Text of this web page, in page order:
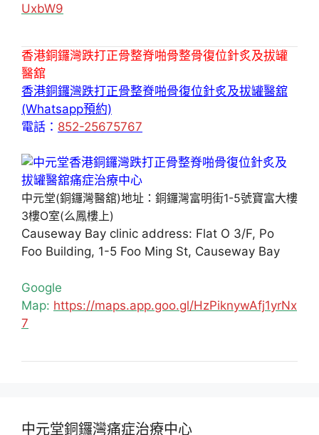
UxbW9
香港銅鑼灣跌打正骨整脊啪骨整骨復位針炙及拔罐
醫舘
香港銅鑼灣跌打正骨整脊啪骨復位針炙及拔罐醫舘
(Whatsapp預約)
電話： 852-25675767
中元堂(銅鑼灣醫舘)地址：銅鑼灣富明街1-5號寶富大樓
3樓O室(么鳳樓上)
Causeway Bay clinic address: Flat O 3/F, Po
Foo Building, 1-5 Foo Ming St, Causeway Bay
Google
Map: https://maps.app.goo.gl/HzPiknywAfj1yrNx
7
中元堂銅鑼灣痛症治療中心